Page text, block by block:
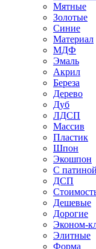
Мятные
Золотые
Синие
Материал
МДФ
Эмаль
Акрил
Береза
Дерево
Дуб
ЛДСП
Массив
Пластик
Шпон
Экошпон
С патиной
ДСП
Дешевые
Дорогие
Эконом-
Элитные
Форма